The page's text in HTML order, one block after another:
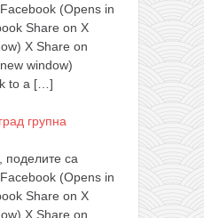
(Opens in
Share on X
X Share on
window)
to a […]
групна
поделите са
(Opens in
Share on X
X Share on